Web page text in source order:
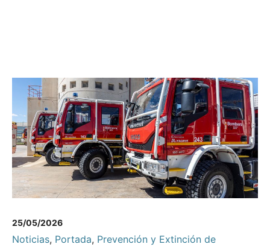
25/05/2026
Noticias, Portada, Prevención y Extinción de